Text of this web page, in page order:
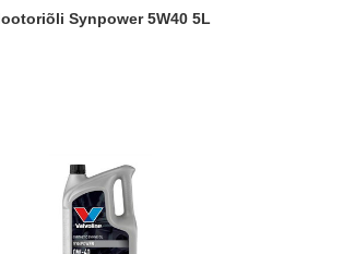
Mootoriõli Synpower 5W40 5L